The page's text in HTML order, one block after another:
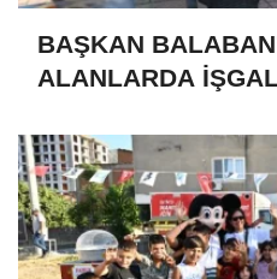
BAŞKAN
ALANLARDA